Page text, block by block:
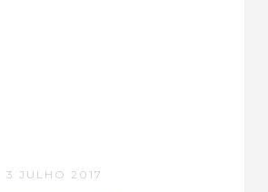
3 JULHO 2017